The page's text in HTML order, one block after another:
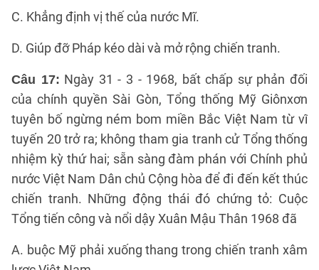
C. Khẳng định vị thế của nước Mĩ.
D. Giúp đỡ Pháp kéo dài và mở rộng chiến tranh.
Câu 17: Ngày 31 - 3 - 1968, bất chấp sự phản đối
của chính quyền Sài Gòn, Tổng thống Mỹ Giônxơn
tuyên bố ngừng ném bom miền Bắc Việt Nam từ vĩ
tuyến 20 trở ra; không tham gia tranh cử Tổng thống
nhiệm kỳ thứ hai; sẵn sàng đàm phán với Chính phủ
nước Việt Nam Dân chủ Cộng hòa để đi đến kết thúc
chiến tranh. Những động thái đó chứng tỏ: Cuộc
Tổng tiến công và nổi dậy Xuân Mậu Thân 1968 đã
A. buộc Mỹ phải xuống thang trong chiến tranh xâm